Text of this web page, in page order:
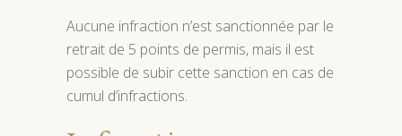
Aucune infraction n’est sanctionnée par le
retrait de 5 points de permis, mais il est
possible de subir cette sanction en cas de
cumul d’infractions.